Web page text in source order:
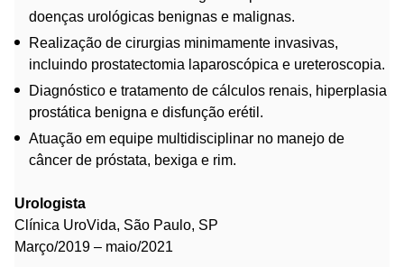
doenças urológicas benignas e malignas.
Realização de cirurgias minimamente invasivas,
incluindo prostatectomia laparoscópica e ureteroscopia.
Diagnóstico e tratamento de cálculos renais, hiperplasia
prostática benigna e disfunção erétil.
Atuação em equipe multidisciplinar no manejo de
câncer de próstata, bexiga e rim.
Urologista
Clínica UroVida, São Paulo, SP
Março/2019 – maio/2021